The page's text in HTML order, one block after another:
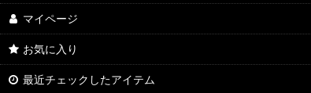
マイページ
お気に入り
最近チェックしたアイテム